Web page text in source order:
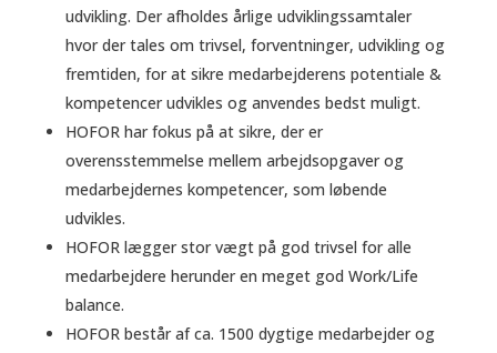
udvikling. Der afholdes årlige udviklingssamtaler
hvor der tales om trivsel, forventninger, udvikling og
fremtiden, for at sikre medarbejderens potentiale &
kompetencer udvikles og anvendes bedst muligt.
HOFOR har fokus på at sikre, der er
overensstemmelse mellem arbejdsopgaver og
medarbejdernes kompetencer, som løbende
udvikles.
HOFOR lægger stor vægt på god trivsel for alle
medarbejdere herunder en meget god Work/Life
balance.
HOFOR består af ca. 1500 dygtige medarbejder og